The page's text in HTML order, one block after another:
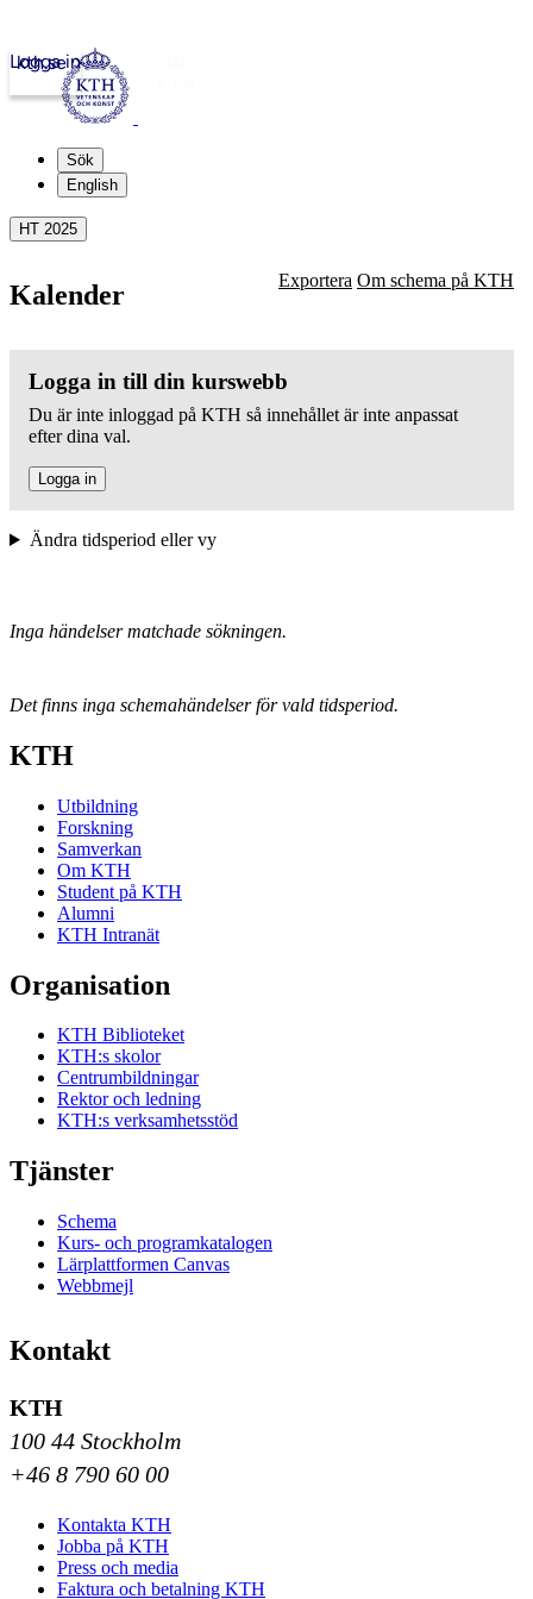
kth.se
Logga in
Sök
English
HT 2025
Kalender Exportera Om schema på KTH
Logga in till din kurswebb
Du är inte inloggad på KTH så innehållet är inte anpassat
efter dina val.
Logga in
Ändra tidsperiod eller vy
Inga händelser matchade sökningen.
Det finns inga schemahändelser för vald tidsperiod.
KTH
Utbildning
Forskning
Samverkan
Om KTH
Student på KTH
Alumni
KTH Intranät
Organisation
KTH Biblioteket
KTH:s skolor
Centrumbildningar
Rektor och ledning
KTH:s verksamhetsstöd
Tjänster
Schema
Kurs- och programkatalogen
Lärplattformen Canvas
Webbmejl
Kontakt
KTH
100 44 Stockholm
+46 8 790 60 00
Kontakta KTH
Jobba på KTH
Press och media
Faktura och betalning KTH